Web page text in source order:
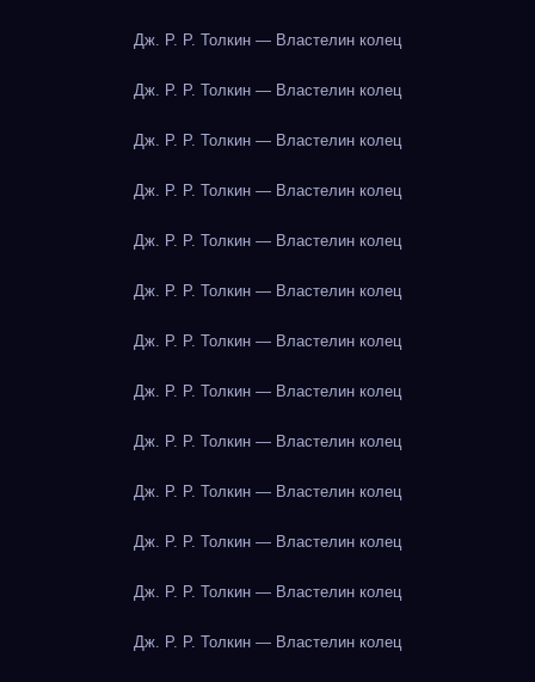
Дж. Р. Р. Толкин — Властелин колец
Дж. Р. Р. Толкин — Властелин колец
Дж. Р. Р. Толкин — Властелин колец
Дж. Р. Р. Толкин — Властелин колец
Дж. Р. Р. Толкин — Властелин колец
Дж. Р. Р. Толкин — Властелин колец
Дж. Р. Р. Толкин — Властелин колец
Дж. Р. Р. Толкин — Властелин колец
Дж. Р. Р. Толкин — Властелин колец
Дж. Р. Р. Толкин — Властелин колец
Дж. Р. Р. Толкин — Властелин колец
Дж. Р. Р. Толкин — Властелин колец
Дж. Р. Р. Толкин — Властелин колец